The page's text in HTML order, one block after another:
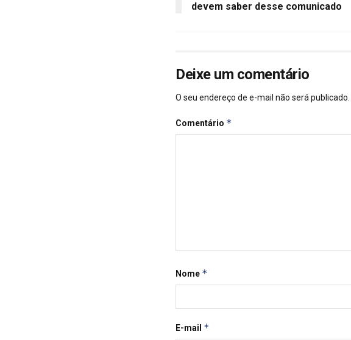
devem saber desse comunicado
Deixe um comentário
O seu endereço de e-mail não será publicado.
Comentário *
Nome *
E-mail *